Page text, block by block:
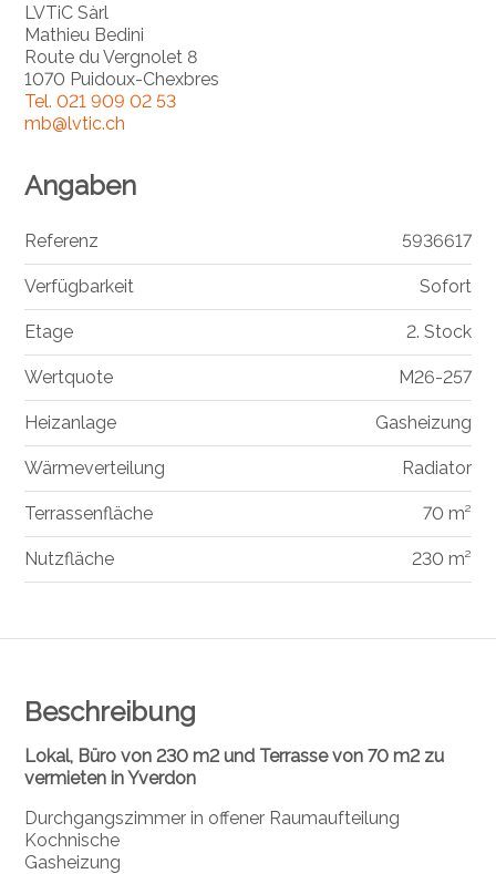
Beschreibung
Lokal, Büro von 230 m2 und Terrasse von 70 m2 zu
vermieten in Yverdon
Durchgangszimmer in offener Raumaufteilung
Kochnische
Gasheizung
LVTiC Sàrl
Mathieu Bedini
Route du Vergnolet 8
1070 Puidoux-Chexbres
Tel.021 909 02 53
mb@lvtic.ch
Angaben
Referenz 5936617
Verfügbarkeit Sofort
Etage 2. Stock
Wertquote M26-257
Heizanlage Gasheizung
Wärmeverteilung Radiator
Terrassenfläche 70 m²
Nutzfläche 230 m²